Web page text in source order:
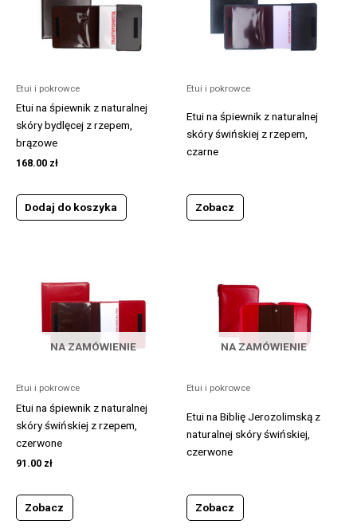
Etui i pokrowce
Etui na śpiewnik z naturalnej
skóry bydlęcej z rzepem,
brązowe
168.00 zł
Dodaj do koszyka
Etui i pokrowce
Etui na śpiewnik z naturalnej
skóry świńskiej z rzepem,
czarne
Zobacz
NA ZAMÓWIENIE
Etui i pokrowce
Etui na śpiewnik z naturalnej
skóry świńskiej z rzepem,
czerwone
91.00 zł
Zobacz
NA ZAMÓWIENIE
Etui i pokrowce
Etui na Biblię Jerozolimską z
naturalnej skóry świńskiej,
czerwone
Zobacz